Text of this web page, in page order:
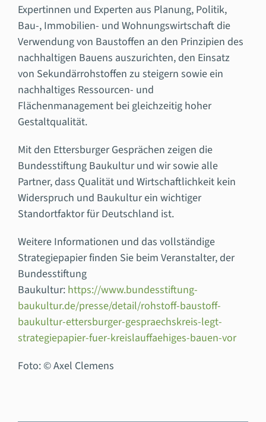
Expertinnen und Experten aus Planung, Politik,
Bau-, Immobilien- und Wohnungswirtschaft die
Verwendung von Baustoffen an den Prinzipien des
nachhaltigen Bauens auszurichten, den Einsatz
von Sekundärrohstoffen zu steigern sowie ein
nachhaltiges Ressourcen- und
Flächenmanagement bei gleichzeitig hoher
Gestaltqualität.
Mit den Ettersburger Gesprächen zeigen die
Bundesstiftung Baukultur und wir sowie alle
Partner, dass Qualität und Wirtschaftlichkeit kein
Widerspruch und Baukultur ein wichtiger
Standortfaktor für Deutschland ist.
Weitere Informationen und das vollständige
Strategiepapier finden Sie beim Veranstalter, der
Bundesstiftung
Baukultur: https://www.bundesstiftung-
baukultur.de/presse/detail/rohstoff-baustoff-
baukultur-ettersburger-gespraechskreis-legt-
strategiepapier-fuer-kreislauffaehiges-bauen-vor
Foto: © Axel Clemens